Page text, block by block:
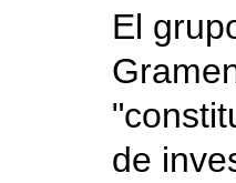
El
de